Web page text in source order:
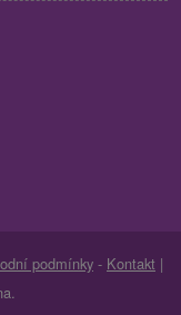
podmínky - Kontakt |